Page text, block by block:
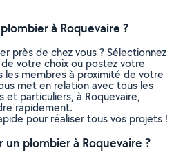
à Roquevaire ?
près de chez vous ? Sélectionnez
votre choix ou postez votre
les membres à proximité de votre
met en relation avec tous les
et particuliers, à Roquevaire,
rapidement.
pour réaliser tous vos projets !
plombier à Roquevaire ?